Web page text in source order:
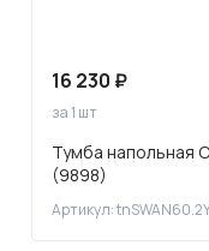
16 230 ₽
за 1 шт
Тумба напольная
(9898)
Артикул: